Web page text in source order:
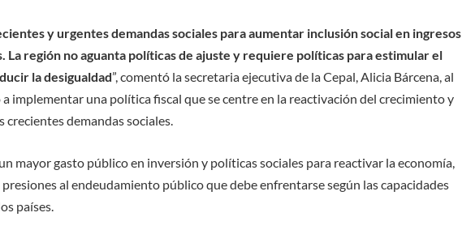
y urgentes demandas sociales para aumentar inclusión social en ingresos
La región no aguanta políticas de ajuste y requiere políticas para estimular el
la desigualdad”, comentó la secretaria ejecutiva de la Cepal, Alicia Bárcena, al
implementar una política fiscal que se centre en la reactivación del crecimiento y
crecientes demandas sociales.
mayor gasto público en inversión y políticas sociales para reactivar la economía,
al endeudamiento público que debe enfrentarse según las capacidades
países.